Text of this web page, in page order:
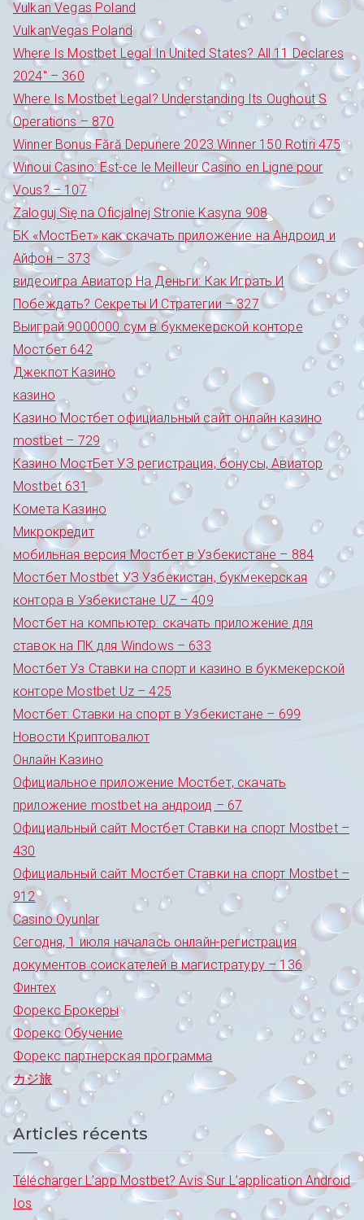
Vulkan Vegas Poland
VulkanVegas Poland
Where Is Mostbet Legal In United States? All 11 Declares
2024" – 360
Where Is Mostbet Legal? Understanding Its Oughout S
Operations – 870
Winner Bonus Fără Depunere 2023 Winner 150 Rotiri 475
Winoui Casino: Est-ce le Meilleur Casino en Ligne pour
Vous? – 107
Zaloguj Się na Oficjalnej Stronie Kasyna 908
БК «МостБет» как скачать приложение на Андроид и
Айфон – 373
видеоигра Авиатор На Деньги: Как Играть И
Побеждать? Секреты И Стратегии – 327
Выиграй 9000000 сум в букмекерской конторе
Мостбет 642
Джекпот Казино
казино
Казино Мостбет официальный сайт онлайн казино
mostbet – 729
Казино МостБет УЗ регистрация, бонусы, Авиатор
Mostbet 631
Комета Казино
Микрокредит
мобильная версия Мостбет в Узбекистане – 884
Мостбет Mostbet УЗ Узбекистан, букмекерская
контора в Узбекистане UZ – 409
Мостбет на компьютер: скачать приложение для
ставок на ПК для Windows – 633
Мостбет Уз Ставки на спорт и казино в букмекерской
конторе Mostbet Uz – 425
Мостбет: Ставки на спорт в Узбекистане – 699
Новости Криптовалют
Онлайн Казино
Официальное приложение Мостбет, скачать
приложение mostbet на андроид – 67
Официальный сайт Мостбет Ставки на спорт Mostbet –
430
Официальный сайт Мостбет Ставки на спорт Mostbet –
912
Сasino Oyunlar
Сегодня, 1 июля началась онлайн-регистрация
документов соискателей в магистратуру – 136
Финтех
Форекс Брокеры
Форекс Обучение
Форекс партнерская программа
カジ旅
Articles récents
Télécharger L’app Mostbet? Avis Sur L’application Android
Ios